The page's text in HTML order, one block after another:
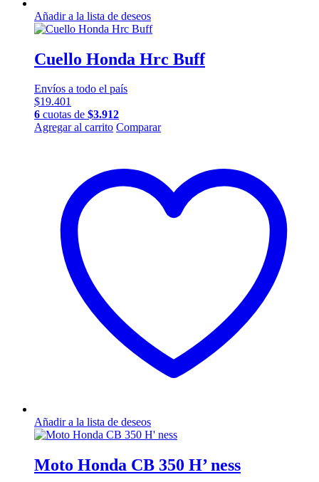
Añadir a la lista de deseos
Cuello Honda Hrc Buff
Envíos a todo el país
$19.401
6 cuotas de $3.912
Agregar al carrito Este
variantes.
Las
Comparar
Añadir a la lista de deseos
Moto Honda CB 350 H’ ness